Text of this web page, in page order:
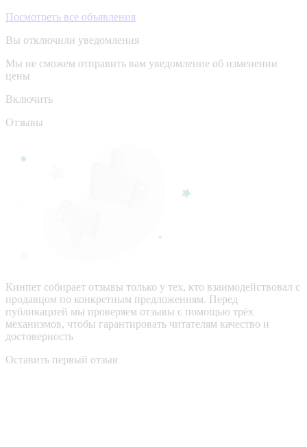
Посмотреть все объявления
Вы отключили уведомления
Мы не сможем отправить вам уведомление об изменении
цены
Включить
Отзывы
Кинпет собирает отзывы только у тех, кто взаимодействовал с
продавцом по конкретным предложениям. Перед
публикацией мы проверяем отзывы с помощью трёх
механизмов, чтобы гарантировать читателям качество и
достоверность
Оставить первый отзыв